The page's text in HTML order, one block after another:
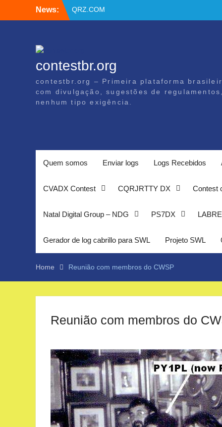
News:
QRZ.COM
Apoiadores por PIX
contestbr.org
contestbr.org – Primeira plataforma
com divulgação, sugestões de
nenhum tipo exigência.
Quem somos Enviar logs Logs Recebidos
CVADX Contest CQRJRTTY DX Contest
Natal Digital Group – NDG PS7DX
Gerador de log cabrillo para SWL Projeto SWL
Home Reunião com membros do CWSP
Reunião com membros do